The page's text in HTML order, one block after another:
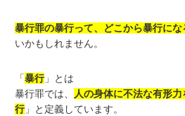
暴行罪の暴行って、どこから暴行にな
いかもしれません。
「暴行」とは
暴行罪では、
人の身体に不法な有形
行」と定義しています。